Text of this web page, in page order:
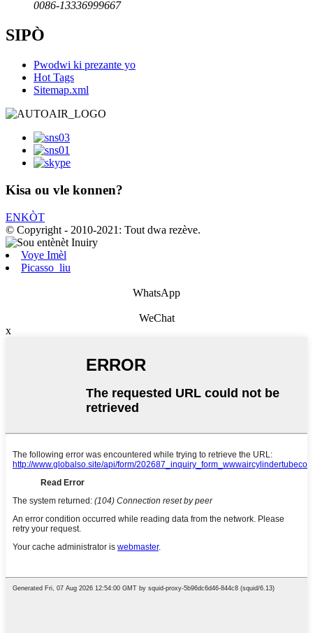
0086-13336999667
SIPÒ
Pwodwi ki prezante yo
Hot Tags
Sitemap.xml
Kisa ou vle konnen?
ENKÒT
© Copyright - 2010-2021: Tout dwa rezève.
Voye Imèl
Picasso_liu
WhatsApp
WeChat
x